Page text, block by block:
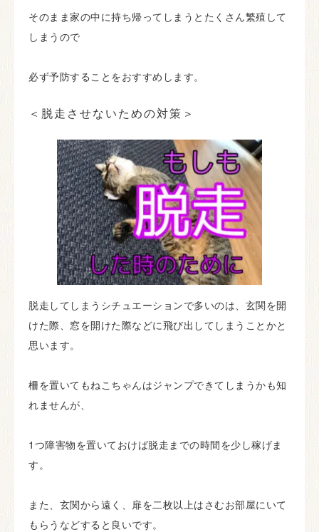
そのまま家の中に持ち帰ってしまうとたくさん繁殖して
しまうので
必ず予防することをおすすめします。
＜脱走させないための対策＞
脱走してしまうシチュエーションで多いのは、玄関を開
けた際、窓を開けた際などに飛び出してしまうことかと
思います。
柵を置いてもねこちゃんはジャンプできてしまうかも知
れませんが、
1つ障害物を置いておけば脱走までの時間を少し稼げま
す。
また、玄関から遠く、扉を二枚以上はさむお部屋にいて
もらうなどすると良いです。